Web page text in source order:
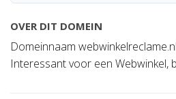
OVER DIT DOMEIN
Domeinnaam
Interessant voor een Webwinkel,